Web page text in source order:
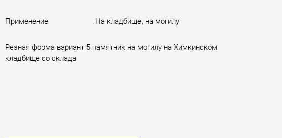
Применение На кладбище, на могилу
Резная форма вариант 5 памятник на могилу на Химкинском
кладбище со склада